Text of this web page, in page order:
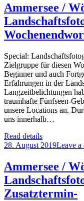
Ammersee /
Special:
Zielgruppe für diesen
Beginner und auch
Erfahrungen in der
Langzeitbelichtungen
traumhafte Fünfseen-
unsere Locations an.
uns innerhalb…
Read details
28. August 2019Leave a
Ammersee /
Zusatztermin-